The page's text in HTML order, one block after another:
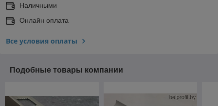
Наличными
Онлайн оплата
Все условия оплаты
Подобные товары компании